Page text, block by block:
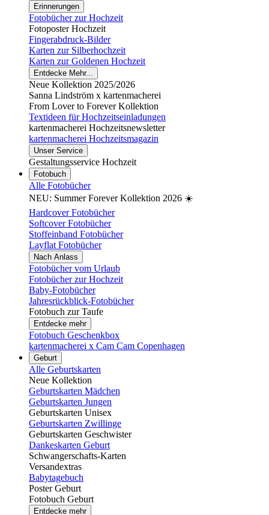
Erinnerungen
Fotobücher zur Hochzeit
Fotoposter Hochzeit
Fingerabdruck-Bilder
Karten zur Silberhochzeit
Karten zur Goldenen Hochzeit
Entdecke Mehr...
Neue Kollektion 2025/2026
Sanna Lindström x kartenmacherei
From Lover to Forever Kollektion
Textideen für Hochzeitseinladungen
kartenmacherei Hochzeitsnewsletter
kartenmacherei Hochzeitsmagazin
Unser Service
Gestaltungsservice Hochzeit
Fotobuch
Alle Fotobücher
NEU: Summer Forever Kollektion 2026 ☀️
Hardcover Fotobücher
Softcover Fotobücher
Stoffeinband Fotobücher
Layflat Fotobücher
Nach Anlass
Fotobücher vom Urlaub
Fotobücher zur Hochzeit
Baby-Fotobücher
Jahresrückblick-Fotobücher
Fotobuch zur Taufe
Entdecke mehr
Fotobuch Geschenkbox
kartenmacherei x Cam Cam Copenhagen
Geburt
Alle Geburtskarten
Neue Kollektion
Geburtskarten Mädchen
Geburtskarten Jungen
Geburtskarten Unisex
Geburtskarten Zwillinge
Geburtskarten Geschwister
Dankeskarten Geburt
Schwangerschafts-Karten
Versandextras
Babytagebuch
Poster Geburt
Fotobuch Geburt
Entdecke mehr